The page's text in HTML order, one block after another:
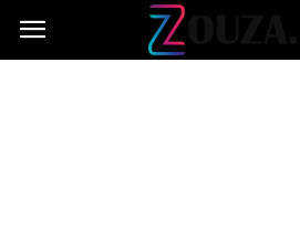
Zouza.pl